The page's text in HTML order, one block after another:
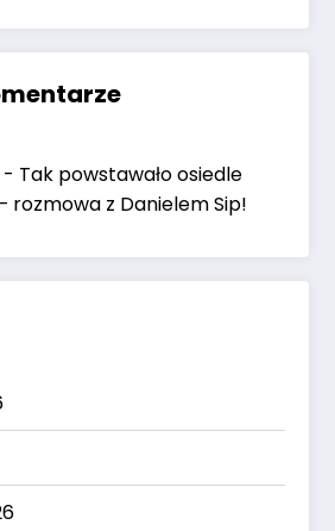
- Tak powstawało osiedle
rozmowa z Danielem Sip!